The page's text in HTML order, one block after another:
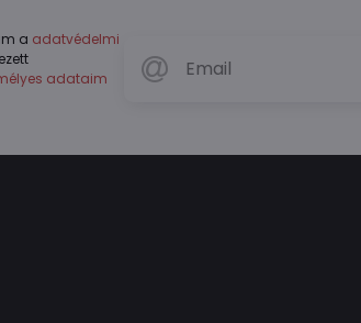
a adatvédelmi
adataim